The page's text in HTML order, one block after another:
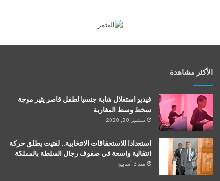
الأكثر مشاهدة
فيديو استغلال شابة جنسيا لطفل قاصر يثير موجة
سخط وسط المغاربة
سبتمبر 20, 2020
استعدادا للاستحقاقات الانتخابية.. لفتيت يطلق حركة
انتقالية واسعة في صفوف رجال السلطة بالمملكة
منذ 3 أسابيع